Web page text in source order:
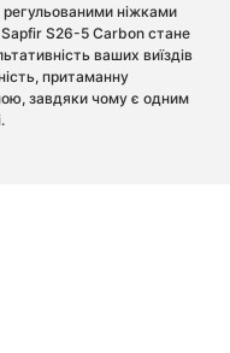
ніжками
Sapfir S26-5 Carbon стане
ваших виїздів
притаманну
завдяки чому є одним